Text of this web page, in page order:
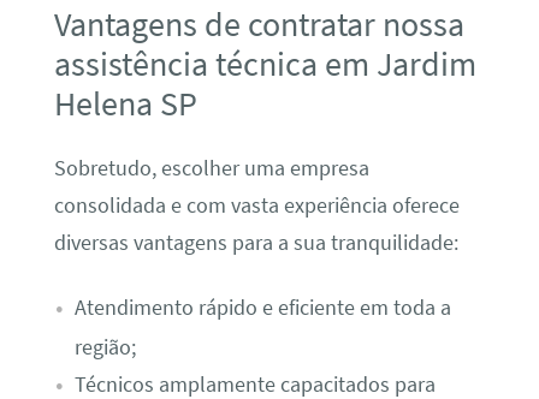
Vantagens de contratar nossa
assistência técnica em Jardim
Helena SP
Sobretudo, escolher uma empresa
consolidada e com vasta experiência oferece
diversas vantagens para a sua tranquilidade:
Atendimento rápido e eficiente em toda a
região;
Técnicos amplamente capacitados para